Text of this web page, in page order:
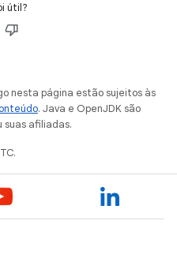
útil?
nesta página estão sujeitos às
. Java e OpenJDK são
afiliadas.